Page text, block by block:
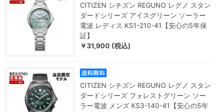
CITIZEN シチズン REGUNO レグノ スタン
ダードシリーズ アイスグリーン ソーラー
電波 レディス KS1-210-41【安心の5年保
証】
￥31,900 (税込)
CITIZEN シチズン REGUNO レグノ スタン
ダードシリーズ フォレストグリーン ソー
ラー電波 メンズ KS3-140-41【安心の5年